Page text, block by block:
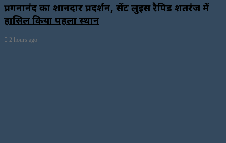
प्रगनानंद का शानदार प्रदर्शन, सेंट लुइस रैपिड शतरंज में
हासिल किया पहला स्थान
2 hours ago